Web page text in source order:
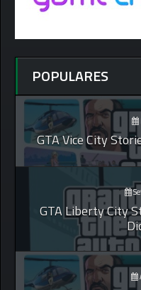
POPULARES
GTA Vice City
GTA Liberty City